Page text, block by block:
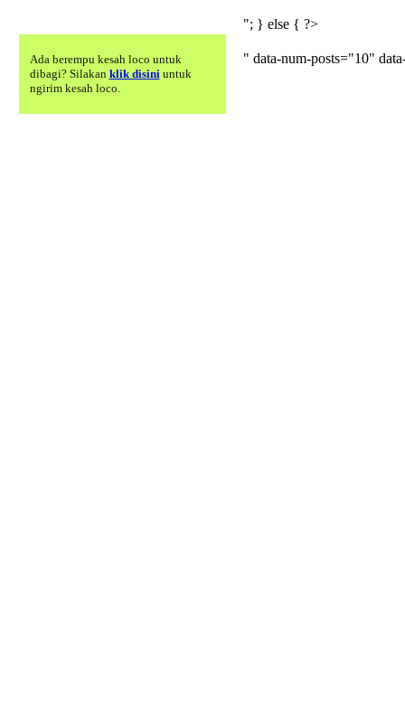
Ada berempu kesah loco untuk
dibagi? Silakan klik disiniuntuk
ngirim kesah loco.
"; } else { ?>
" data-num-posts="10"